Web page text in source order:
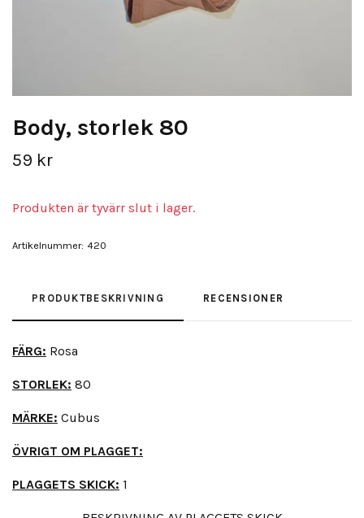
Body, storlek 80
59 kr
Produkten är tyvärr slut i lager.
Artikelnummer: 420
PRODUKTBESKRIVNING RECENSIONER
FÄRG: Rosa
STORLEK: 80
MÄRKE: Cubus
ÖVRIGT OM PLAGGET:
PLAGGETS SKICK: 1